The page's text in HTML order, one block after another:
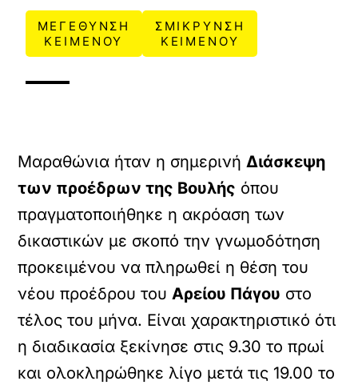
ΜΕΓΕΘΥΝΣΗ
ΚΕΙΜΕΝΟΥ
ΣΜΙΚΡΥΝΣΗ
ΚΕΙΜΕΝΟΥ
Μαραθώνια ήταν η σημερινήΔιάσκεψη
των προέδρων της Βουλής όπου
πραγματοποιήθηκε η ακρόαση των
δικαστικών με σκοπό την γνωμοδότηση
προκειμένου να πληρωθεί η θέση του
νέου προέδρου τουΑρείου Πάγου στο
τέλος του μήνα. Είναι χαρακτηριστικό ότι
η διαδικασία ξεκίνησε στις 9.30 το πρωί
και ολοκληρώθηκε λίγο μετά τις 19.00 το